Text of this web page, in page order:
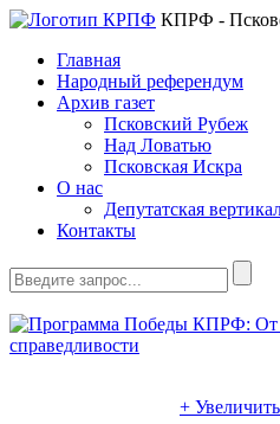
КПРФ -
Главная
Народный референдум
Архив газет
Псковский Рубеж
Над Ловатью
Псковская Искра
О нас
Депутатская
Контакты
+